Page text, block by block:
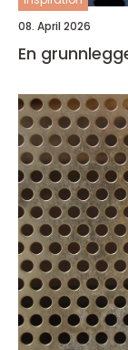
08. April 2026
En